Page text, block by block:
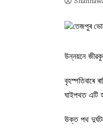
উন্নয়নে
বৃহস্পতিবাৰে
ঘাইপথত এটি
উক্ত পথ